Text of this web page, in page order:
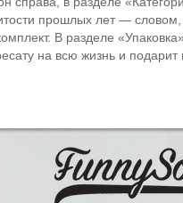
прошлых лет —
В разделе
на всю жизнь и